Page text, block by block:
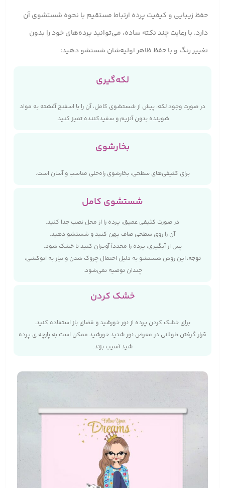
حفظ زیبایی و کیفیت پرده ارتباط مستقیم با نحوه شستشوی آن
دارد. با رعایت چند نکته ساده، می‌توانید پرده‌های خود را بدون
تغییر رنگ و با حفظ ظاهر اولیه‌شان شستشو دهید:
لکه‌گیری
در صورت وجود لکه، پیش از شستشوی کامل، آن را با اسفنج آغشته به مواد
شوینده بدون آنزیم و سفیدکننده تمیز کنید.
بخارشوی
برای کثیفی‌های سطحی، بخارشوی راه‌حلی مناسب و آسان است.
شستشوی کامل
در صورت کثیفی عمیق، پرده را از محل نصب جدا کنید.
آن را روی سطحی صاف پهن کنید و شستشو دهید.
پس از آبگیری، پرده را مجدداً آویزان کنید تا خشک شود.
توجه: این روش شستشو به دلیل احتمال چروک شدن و نیاز به اتوکشی،
چندان توصیه نمی‌شود.
خشک کردن
برای خشک کردن پرده از نور خورشید و فضای باز استفاده کنید.
قرار گرفتن طولانی در معرض نور شدید خورشید ممکن است به پارچه‌ ی پرده
شید آسیب بزند.